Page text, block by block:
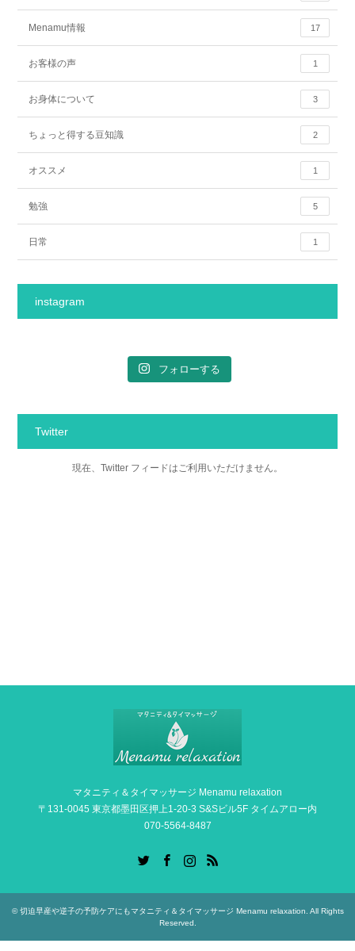
Menamu情報 17
お客様の声 1
お身体について 3
ちょっと得する豆知識 2
オススメ 1
勉強 5
日常 1
instagram
フォローする
Twitter
現在、Twitter フィードはご利用いただけません。
マタニティ＆タイマッサージ Menamu relaxation
〒131-0045 東京都墨田区押上1-20-3 S&Sビル5F タイムアロー内
070-5564-8487
RSS
©切迫早産や逆子の予防ケアにもマタニティ＆タイマッサージ Menamu relaxation . All Rights
Reserved.